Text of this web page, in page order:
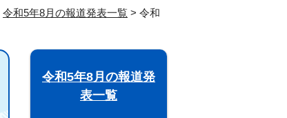
令和5年8月の報道発表一覧 > 令和
令和5年8月の報道発
表一覧